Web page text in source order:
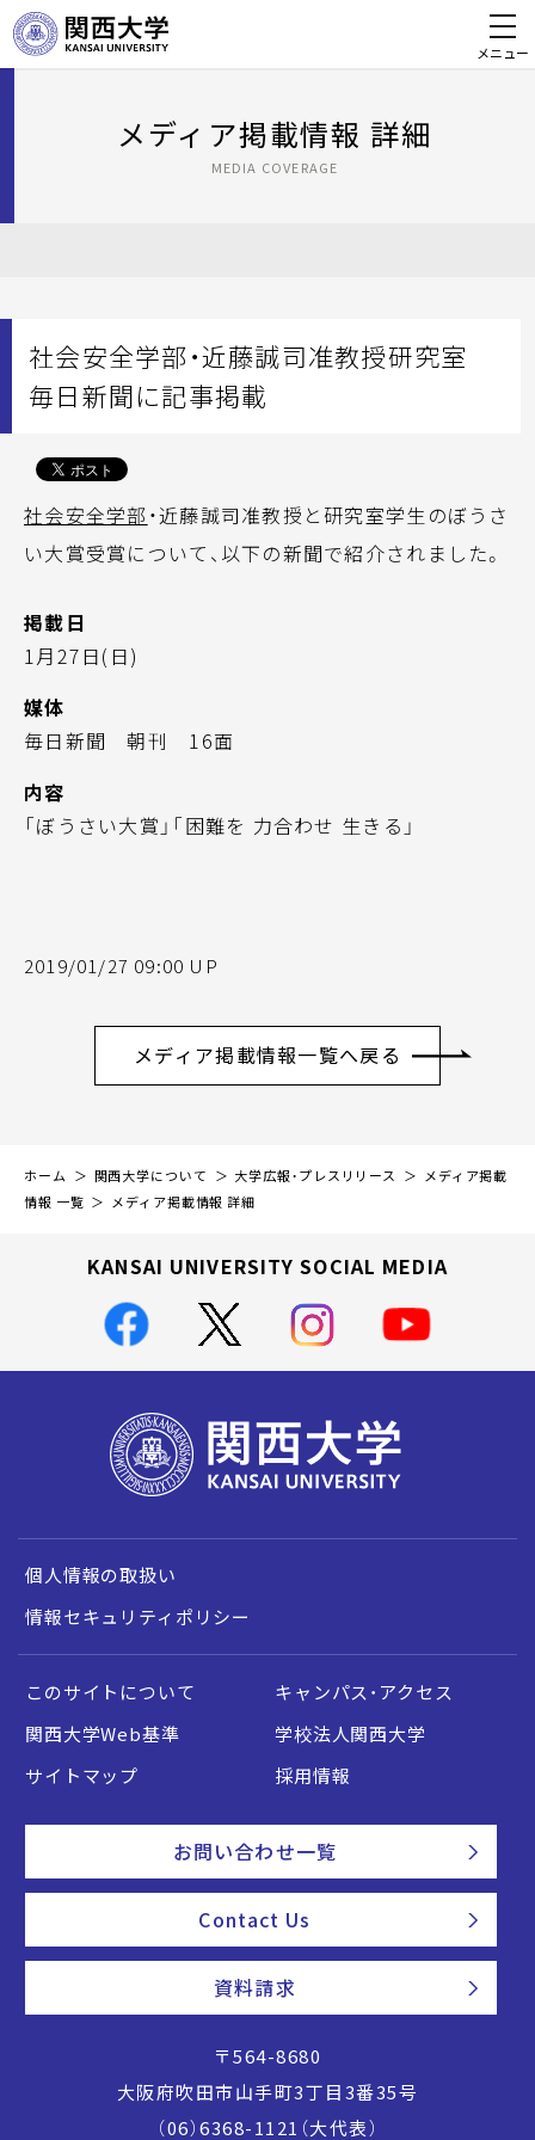
メニュー
メディア掲載情報 詳細
MEDIA COVERAGE
社会安全学部・近藤誠司准教授研究室
毎日新聞に記事掲載
社会安全学部 ・近藤誠司准教授と研究室学生のぼうさ
い大賞受賞について、以下の新聞で紹介されました。
掲載日
1月27日(日)
媒体
毎日新聞 朝刊 16面
内容
「ぼうさい大賞」「困難を 力合わせ 生きる」
2019/01/27 09:00 UP
メディア掲載情報一覧へ戻る
ホーム 関西大学について 大学広報・プレスリリース
メディア掲載
情報 一覧
メディア掲載情報 詳細
KANSAI UNIVERSITY SOCIAL MEDIA
個人情報の取扱い
情報セキュリティポリシー
このサイトについて
キャンパス・アクセス
関西大学Web基準
学校法人関西大学
サイトマップ
採用情報
お問い合わせ一覧
Contact Us
資料請求
〒564-8680
大阪府吹田市山手町3丁目3番35号
（06）6368-1121（大代表）